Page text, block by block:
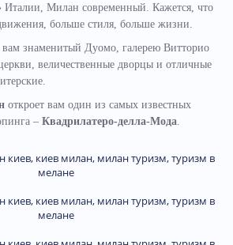
Италии, Милан современный. Кажется, что
больше стиля, больше жизни.
вам знаменитый Дуомо, галерею Витторио
величественные дворцы и отличные
откроет вам один из самых известных
– Квадрилатеро-делла-Мода